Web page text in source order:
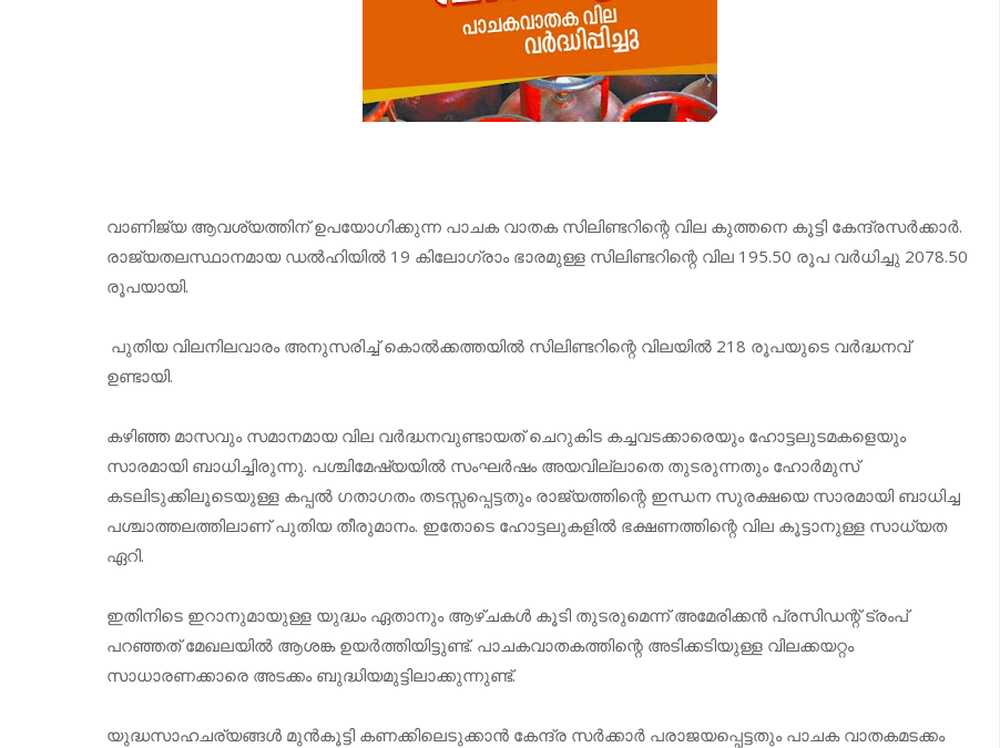
വാണിജ്യ ആവശ്യത്തിന് ഉപയോഗിക്കുന്ന പാചക വാതക സിലിണ്ടറിന്റെ വില കുത്തനെ കൂട്ടി കേന്ദ്രസര്‍ക്കാര്‍.
രാജ്യതലസ്ഥാനമായ ഡല്‍ഹിയില്‍ 19 കിലോഗ്രാം ഭാരമുള്ള സിലിണ്ടറിന്റെ വില 195.50 രൂപ വര്‍ധിച്ചു 2078.50
രൂപയായി.
പുതിയ വിലനിലവാരം അനുസരിച്ച് കൊല്‍ക്കത്തയില്‍ സിലിണ്ടറിന്റെ വിലയില്‍ 218 രൂപയുടെ വര്‍ദ്ധനവ്
ഉണ്ടായി.
കഴിഞ്ഞ മാസവും സമാനമായ വില വര്‍ദ്ധനവുണ്ടായത് ചെറുകിട കച്ചവടക്കാരെയും ഹോട്ടലുടമകളെയും
സാരമായി ബാധിച്ചിരുന്നു. പശ്ചിമേഷ്യയില്‍ സംഘര്‍ഷം അയവില്ലാതെ തുടരുന്നതും ഹോര്‍മുസ്
കടലിടുക്കിലൂടെയുള്ള കപ്പല്‍ ഗതാഗതം തടസ്സപ്പെട്ടതും രാജ്യത്തിന്റെ ഇന്ധന സുരക്ഷയെ സാരമായി ബാധിച്ച
പശ്ചാത്തലത്തിലാണ് പുതിയ തീരുമാനം. ഇതോടെ ഹോട്ടലുകളില്‍ ഭക്ഷണത്തിന്റെ വില കൂട്ടാനുള്ള സാധ്യത
ഏറി.
ഇതിനിടെ ഇറാനുമായുള്ള യുദ്ധം ഏതാനും ആഴ്ചകള്‍ കൂടി തുടരുമെന്ന് അമേരിക്കന്‍ പ്രസിഡന്റ് ട്രംപ്
പറഞ്ഞത് മേഖലയില്‍ ആശങ്ക ഉയര്‍ത്തിയിട്ടുണ്ട്. പാചകവാതകത്തിന്റെ അടിക്കടിയുള്ള വിലക്കയറ്റം
സാധാരണക്കാരെ അടക്കം ബുദ്ധിയമുട്ടിലാക്കുന്നുണ്ട്.
യുദ്ധസാഹചര്യങ്ങള്‍ മുന്‍കൂട്ടി കണക്കിലെടുക്കാന്‍ കേന്ദ്ര സര്‍ക്കാര്‍ പരാജയപ്പെട്ടതും പാചക വാതകമടക്കം